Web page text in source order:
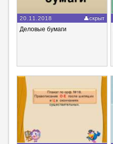
20.11.2018 скрыт
Деловые бумаги